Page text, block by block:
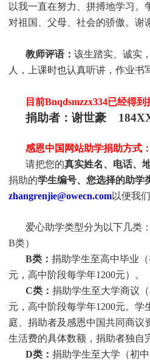
以我一直在努力、拼搏地学习。
对祖国、父母、社会的骄傲。谢
教师评语： 该生踏实、诚实
人，上课时也认真听讲，作业书
目前Bnqdsmzzx334已经得到
捐助者：谢世豪
感恩中国网站助学捐助方式：
请把您的真实姓名、电话、
捐助的学生编号、您选择的助学
zhangrenjie@owecn.com以便我们
爱心助学类型分为以下几类
B类）
B类： 捐助学生至高中毕业
元，高中阶段每学年1200元）。
C类： 捐助学生至大学商议
元，高中阶段每学年1200元。 学
庭、捐助者及感恩中国共同商议
生活费的具体数额，捐助者独自
D类： 捐助学生至大学（初